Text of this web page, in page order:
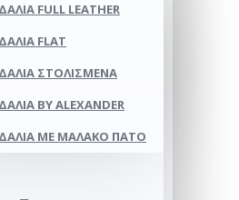
FULL LEATHER
FLAT
ΣΤΟΛΙΣΜΈΝΑ
BY ALEXANDER
ΜΕ ΜΑΛΑΚΌ ΠΆΤΟ